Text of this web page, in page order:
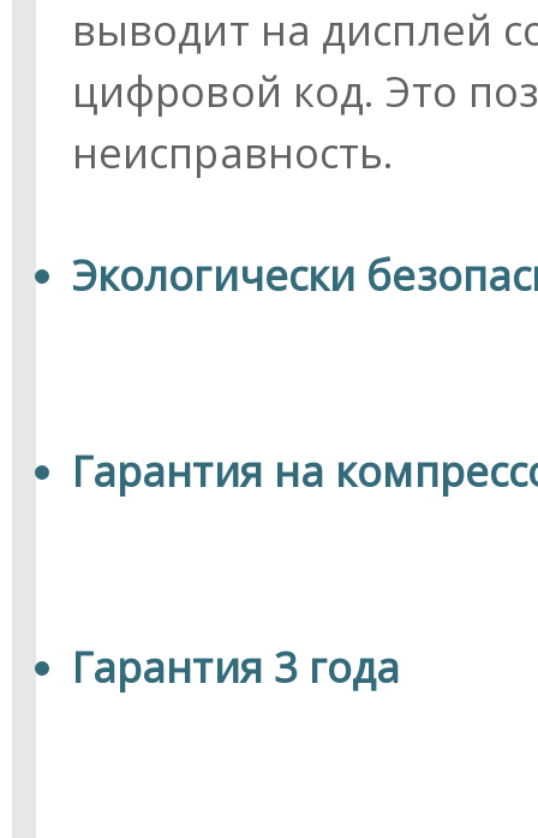
выводит на дисплей
цифровой код. Это
неисправность.
Экологически
Гарантия на
Гарантия 3 года